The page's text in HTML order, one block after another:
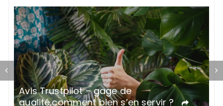
L’importance de la couleur dans la
communication